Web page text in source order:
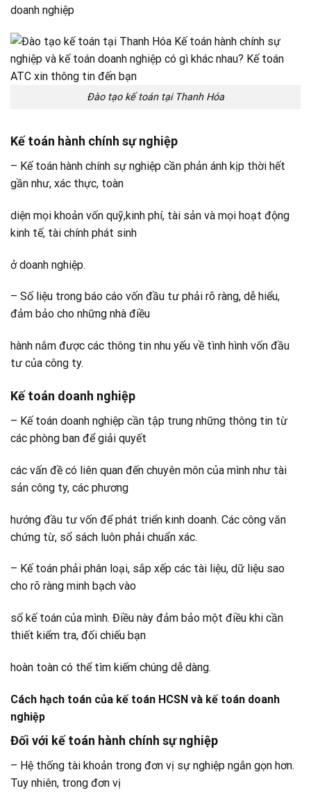
doanh nghiệp
Đào tạo kế toán tại Thanh Hóa
Kế toán hành chính sự nghiệp
– Kế toán hành chính sự nghiệp cần phản ánh kịp thời hết
gần như, xác thực, toàn
diện mọi khoản vốn quỹ,kinh phí, tài sản và mọi hoạt động
kinh tế, tài chính phát sinh
ở doanh nghiệp.
– Số liệu trong báo cáo vốn đầu tư phải rõ ràng, dễ hiểu,
đảm bảo cho những nhà điều
hành nắm được các thông tin nhu yếu về tình hình vốn đầu
tư của công ty.
Kế toán doanh nghiệp
– Kế toán doanh nghiệp cần tập trung những thông tin từ
các phòng ban để giải quyết
các vấn đề có liên quan đến chuyên môn của mình như tài
sản công ty, các phương
hướng đầu tư vốn để phát triển kinh doanh. Các công văn
chứng từ, sổ sách luôn phải chuẩn xác.
– Kế toán phải phân loại, sắp xếp các tài liệu, dữ liệu sao
cho rõ ràng minh bạch vào
sổ kế toán của mình. Điều này đảm bảo một điều khi cần
thiết kiểm tra, đối chiếu bạn
hoàn toàn có thể tìm kiếm chúng dễ dàng.
Cách hạch toán của kế toán HCSN và kế toán doanh
nghiệp
Đối với kế toán hành chính sự nghiệp
– Hệ thống tài khoản trong đơn vị sự nghiệp ngắn gọn hơn.
Tuy nhiên, trong đơn vị